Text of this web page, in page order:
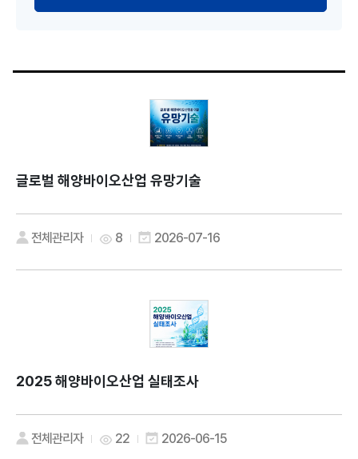
글로벌 해양바이오산업 유망기술
전체관리자 8 2026-07-16
2025 해양바이오산업 실태조사
전체관리자 22 2026-06-15